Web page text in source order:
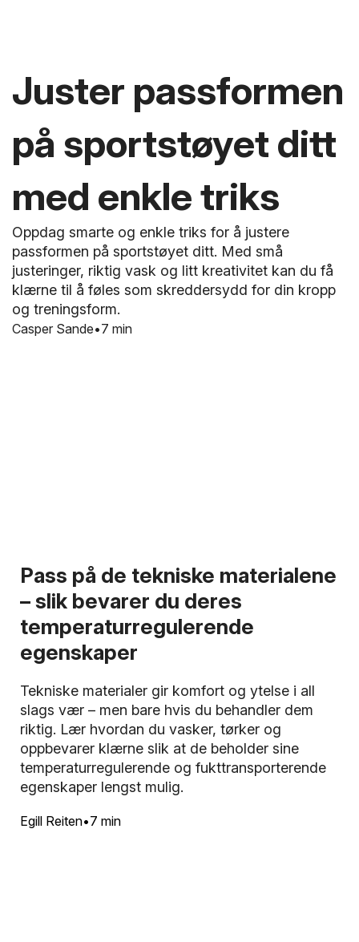
Juster passformen
på sportstøyet ditt
med enkle triks
7 min
Oppdag smarte og enkle triks for å justere
passformen på sportstøyet ditt. Med små
justeringer, riktig vask og litt kreativitet kan du få
klærne til å føles som skreddersydd for din kropp
og treningsform.
Casper Sande
Pass på de tekniske materialene
– slik bevarer du deres
temperaturregulerende
egenskaper
7 min
Tekniske materialer gir komfort og ytelse i all
slags vær – men bare hvis du behandler dem
riktig. Lær hvordan du vasker, tørker og
oppbevarer klærne slik at de beholder sine
temperaturregulerende og fukttransporterende
egenskaper lengst mulig.
Egill Reiten